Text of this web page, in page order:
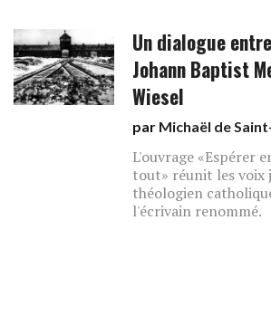
Un dialogue
Johann Baptist
Wiesel
par Michaël de
L'ouvrage «Espérer
tout» réunit les voix
théologien
l'écrivain renommé.